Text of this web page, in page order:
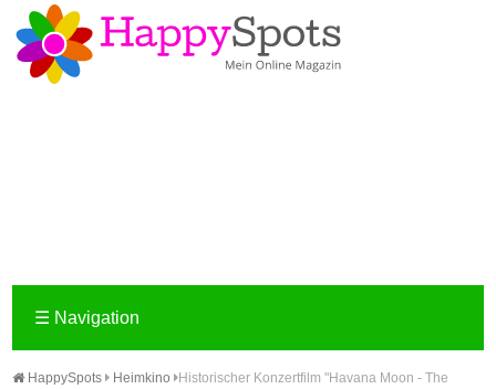
☰ Navigation
HappySpots Heimkino
Historischer Konzertfilm "Havana Moon - The